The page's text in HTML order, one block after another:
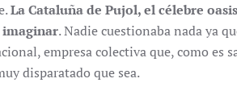
La Cataluña de Pujol, el célebre
. Nadie cuestionaba nada ya
empresa colectiva que, como es
disparatado que sea.